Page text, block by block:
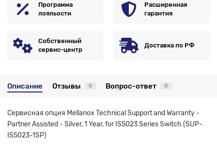
Программа
лояльости
Расширенная
гарантия
Собственный
сервис-центр
Доставка по РФ
Описание Отзывы 0 Вопрос-ответ 0
Сервисная опция Mellanox Technical Support and Warranty -
Partner Assisted - Silver, 1 Year, for IS5023 Series Switch (SUP-
IS5023-1SP)